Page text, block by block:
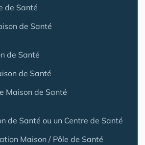
de Santé
de Santé
de Santé
de Santé
Maison de Santé
de Santé ou un Centre de Santé
Maison / Pôle de Santé